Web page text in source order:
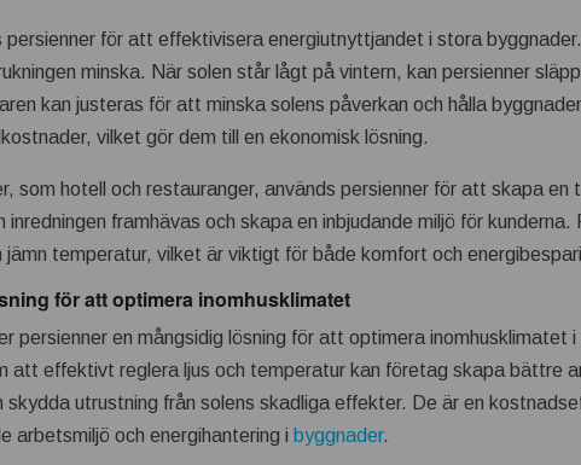
persienner för att effektivisera energiutnyttjandet i stora
minska. När solen står lågt på vintern, kan persienner
kan justeras för att minska solens påverkan och hålla
vilket gör dem till en ekonomisk lösning.
som hotell och restauranger, används persienner för att skapa en
framhävas och skapa en inbjudande miljö för kunderna.
temperatur, vilket är viktigt för både komfort och
för att optimera inomhusklimatet
persienner en mångsidig lösning för att optimera inomhusklimatet i
att effektivt reglera ljus och temperatur kan företag skapa bättre
skydda utrustning från solens skadliga effekter. De är en
arbetsmiljö och energihantering i byggnader.